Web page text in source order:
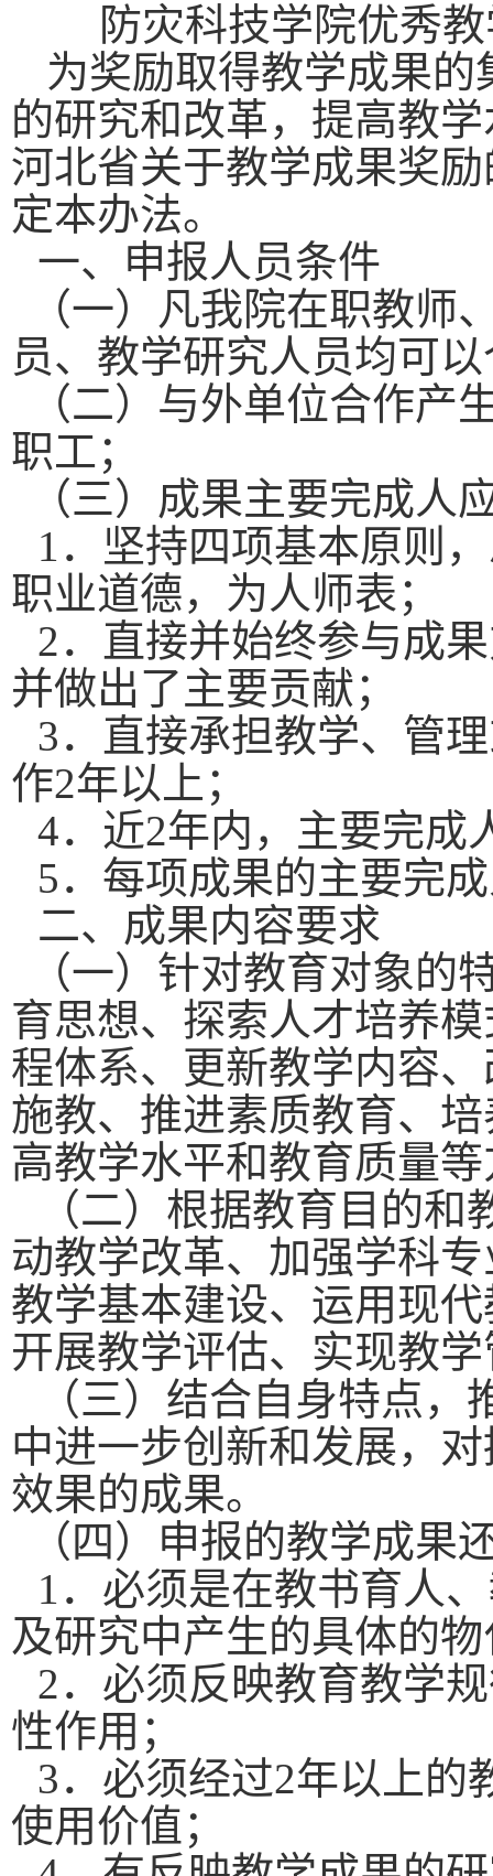
防灾科技学院优秀
为奖励取得教学成果
的研究和改革，提高教
河北省关于教学成果奖
定本办法。
一、申报人员条件
（一）凡我院在职教师
员、教学研究人员均可
（二）与外单位合作产
职工；
（三）成果主要完成人
1．坚持四项基本原则
职业道德，为人师表；
2．直接并始终参与成
并做出了主要贡献；
3．直接承担教学、管
作2年以上；
4．近2年内，主要完成
5．每项成果的主要完
二、成果内容要求
（一）针对教育对象的
育思想、探索人才培养
程体系、更新教学内容
施教、推进素质教育、
高教学水平和教育质量
（二）根据教育目的
动教学改革、加强学科
教学基本建设、运用现
开展教学评估、实现教
（三）结合自身特点
中进一步创新和发展，
效果的成果。
（四）申报的教学成果
1．必须是在教书育人
及研究中产生的具体的
2．必须反映教育教学
性作用；
3．必须经过2年以上的
使用价值；